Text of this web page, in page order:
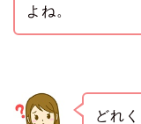
よね。
どれ